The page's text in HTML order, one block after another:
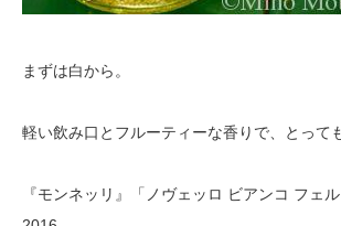
まずは白から。
軽い飲み口とフルーティーな香りで、とって
『モンネッリ』「ノヴェッロ ビアンコ フェル